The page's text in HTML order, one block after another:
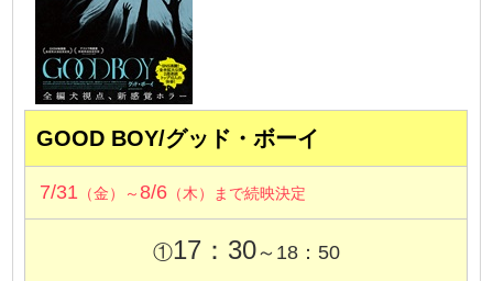
GOOD BOY/グッド・ボーイ
7/31 （金）～8/6 （木）まで続映決定
①17：30～18：50